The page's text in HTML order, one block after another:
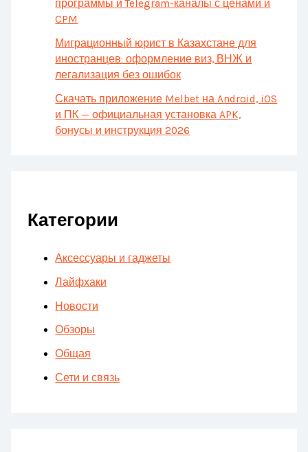
программы и Telegram-каналы с ценами и
CPM
Миграционный юрист в Казахстане для
иностранцев: оформление виз, ВНЖ и
легализация без ошибок
Скачать приложение Melbet на Android, iOS
и ПК — официальная установка APK,
бонусы и инструкция 2026
Категории
Аксессуары и гаджеты
Лайфхаки
Новости
Обзоры
Общая
Сети и связь